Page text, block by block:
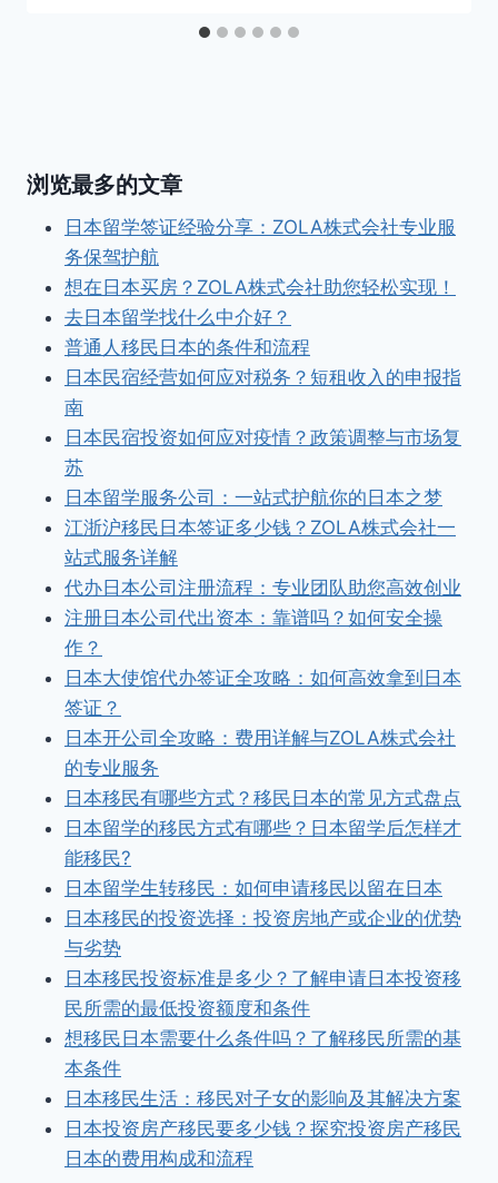
浏览最多的文章
日本留学签证经验分享：ZOLA株式会社专业服
务保驾护航
想在日本买房？ZOLA株式会社助您轻松实现！
去日本留学找什么中介好？
普通人移民日本的条件和流程
日本民宿经营如何应对税务？短租收入的申报指
南
日本民宿投资如何应对疫情？政策调整与市场复
苏
日本留学服务公司：一站式护航你的日本之梦
江浙沪移民日本签证多少钱？ZOLA株式会社一
站式服务详解
代办日本公司注册流程：专业团队助您高效创业
注册日本公司代出资本：靠谱吗？如何安全操
作？
日本大使馆代办签证全攻略：如何高效拿到日本
签证？
日本开公司全攻略：费用详解与ZOLA株式会社
的专业服务
日本移民有哪些方式？移民日本的常见方式盘点
日本留学的移民方式有哪些？日本留学后怎样才
能移民?
日本留学生转移民：如何申请移民以留在日本
日本移民的投资选择：投资房地产或企业的优势
与劣势
日本移民投资标准是多少？了解申请日本投资移
民所需的最低投资额度和条件
想移民日本需要什么条件吗？了解移民所需的基
本条件
日本移民生活：移民对子女的影响及其解决方案
日本投资房产移民要多少钱？探究投资房产移民
日本的费用构成和流程